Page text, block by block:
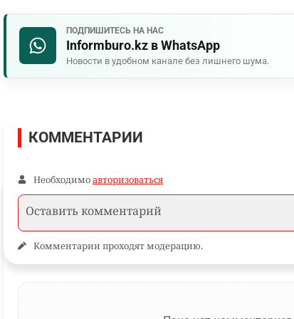
ПОДПИШИТЕСЬ НА НАС
Informburo.kz в WhatsApp
Новости в удобном канале без лишнего шума.
КОММЕНТАРИИ
Необходимоавторизоваться
Комментарии проходят модерацию.